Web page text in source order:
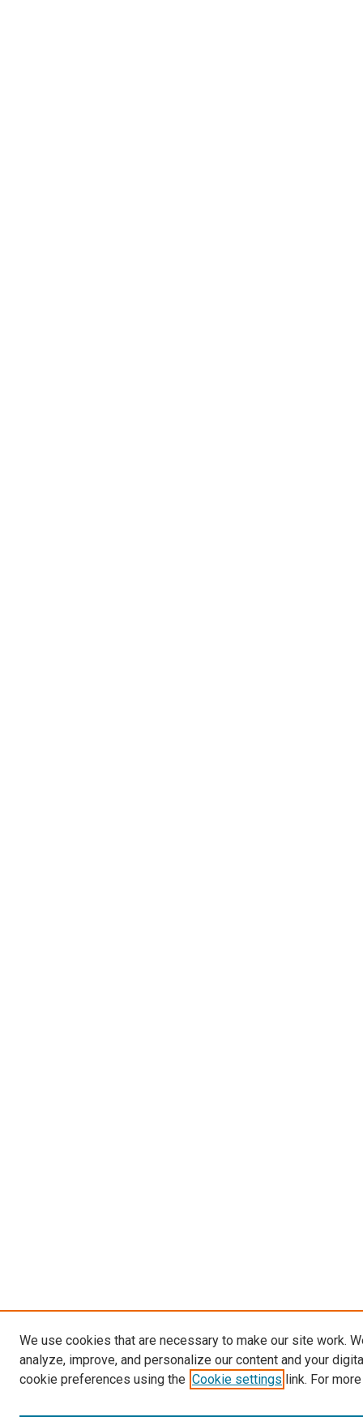
We use cookies that are necessary to make our site work.
analyze, improve, and personalize our content and your
cookie preferences using the Cookie settings link. For